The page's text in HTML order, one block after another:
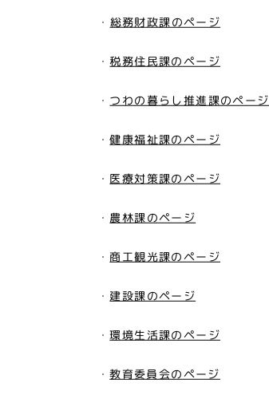
・ 総務財政課のページ
・税務住民課のページ
・ つわの暮らし推進課のページ
・健康福祉課のページ
・ 医療対策課のページ
・ 農林課のページ
・ 商工観光課のページ
・ 建設課のページ
・環境生活課のページ
・教育委員会のページ